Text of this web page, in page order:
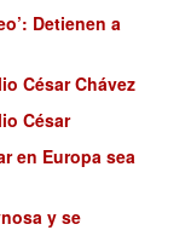
Detienen a
César Chávez
César
en Europa sea
y se